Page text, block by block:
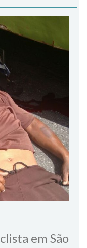
em São